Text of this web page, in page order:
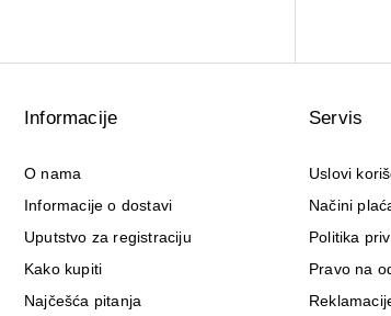
Informacije
O nama
Informacije o dostavi
Uputstvo za registraciju
Kako kupiti
Najčešća pitanja
Servis
Uslovi
Načini
Politika
Pravo na